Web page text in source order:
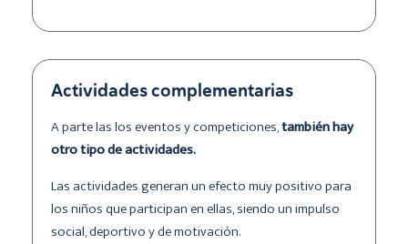
Actividades complementarias
A parte las los eventos y competiciones,también hay
otro tipo de actividades.
Las actividades generan un efecto muy positivo para
los niños que participan en ellas, siendo un impulso
social, deportivo y de motivación.